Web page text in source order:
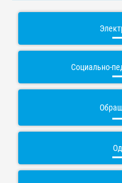
Социально-